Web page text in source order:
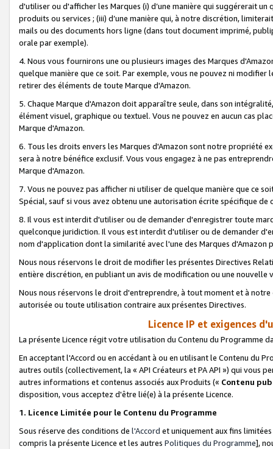
d'utiliser ou d'afficher les Marques (i) d’une manière qui suggérerait
produits ou services ; (iii) d’une manière qui, à notre discrétion,
mails ou des documents hors ligne (dans tout document imprimé,
orale par exemple).
4. Nous vous fournirons une ou plusieurs images des Marques
quelque manière que ce soit. Par exemple, vous ne pouvez ni
retirer des éléments de toute Marque d'Amazon.
5. Chaque Marque d'Amazon doit apparaître seule, dans son
élément visuel, graphique ou textuel. Vous ne pouvez en aucun cas
Marque d'Amazon.
6. Tous les droits envers les Marques d'Amazon sont notre propriété
sera à notre bénéfice exclusif. Vous vous engagez à ne pas
Marque d'Amazon.
7. Vous ne pouvez pas afficher ni utiliser de quelque manière que ce
Spécial, sauf si vous avez obtenu une autorisation écrite spécifique de
8. Il vous est interdit d'utiliser ou de demander d'enregistrer toute
quelconque juridiction. Il vous est interdit d'utiliser ou de demander
nom d'application dont la similarité avec l'une des Marques
Nous nous réservons le droit de modifier les présentes Directives
entière discrétion, en publiant un avis de modification ou une nouvelle
Nous nous réservons le droit d'entreprendre, à tout moment et à
autorisée ou toute utilisation contraire aux présentes Directives.
Licence IP et exigences
La présente Licence régit votre utilisation du Contenu du Programme
En acceptant l'Accord ou en accédant à ou en utilisant le Contenu du
autres outils (collectivement, la « API Créateurs et PA API ») qui vous
autres informations et contenus associés aux Produits (« Contenu
disposition, vous acceptez d'être lié(e) à la présente Licence.
1. Licence Limitée pour le Contenu du Programme
Sous réserve des conditions de l'Accord et uniquement aux fins
compris la présente Licence et les autres Politiques du Programme],